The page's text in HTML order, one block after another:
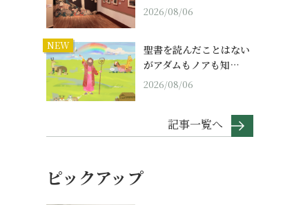
2026/08/06
NEW
聖書を読んだことはない
がアダムもノアも知…
2026/08/06
記事一覧へ
ピックアップ